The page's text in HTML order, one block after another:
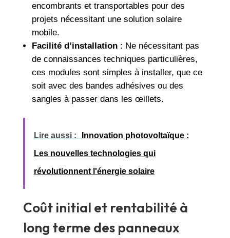
encombrants et transportables pour des
projets nécessitant une solution solaire
mobile.
Facilité d’installation: Ne nécessitant pas
de connaissances techniques particulières,
ces modules sont simples à installer, que ce
soit avec des bandes adhésives ou des
sangles à passer dans les œillets.
Lire aussi : Innovation photovoltaïque :
Les nouvelles technologies qui
révolutionnent l'énergie solaire
Coût initial et rentabilité à
long terme des panneaux